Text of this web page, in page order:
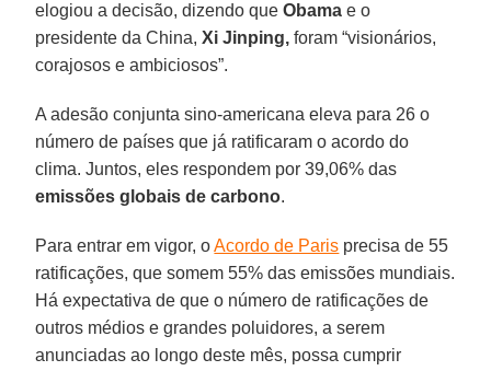
elogiou a decisão, dizendo queObama e o
presidente da China,Xi Jinping, foram “visionários,
corajosos e ambiciosos”.
A adesão conjunta sino-americana eleva para 26 o
número de países que já ratificaram o acordo do
clima. Juntos, eles respondem por 39,06% das
emissões globais de carbono.
Para entrar em vigor, oAcordo de Paris precisa de 55
ratificações, que somem 55% das emissões mundiais.
Há expectativa de que o número de ratificações de
outros médios e grandes poluidores, a serem
anunciadas ao longo deste mês, possa cumprir